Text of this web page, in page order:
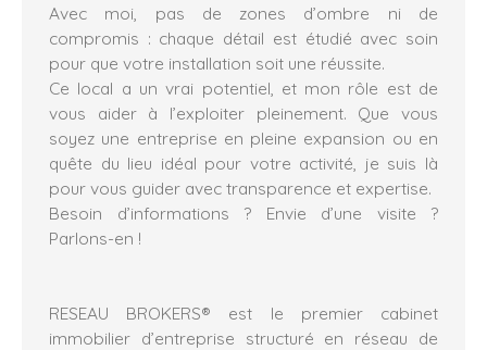
Avec moi, pas de zones d’ombre ni de
compromis : chaque détail est étudié avec soin
pour que votre installation soit une réussite.
Ce local a un vrai potentiel, et mon rôle est de
vous aider à l’exploiter pleinement. Que vous
soyez une entreprise en pleine expansion ou en
quête du lieu idéal pour votre activité, je suis là
pour vous guider avec transparence et expertise.
Besoin d’informations ? Envie d’une visite ?
Parlons-en !
RESEAU BROKERS® est le premier cabinet
immobilier d’entreprise structuré en réseau de